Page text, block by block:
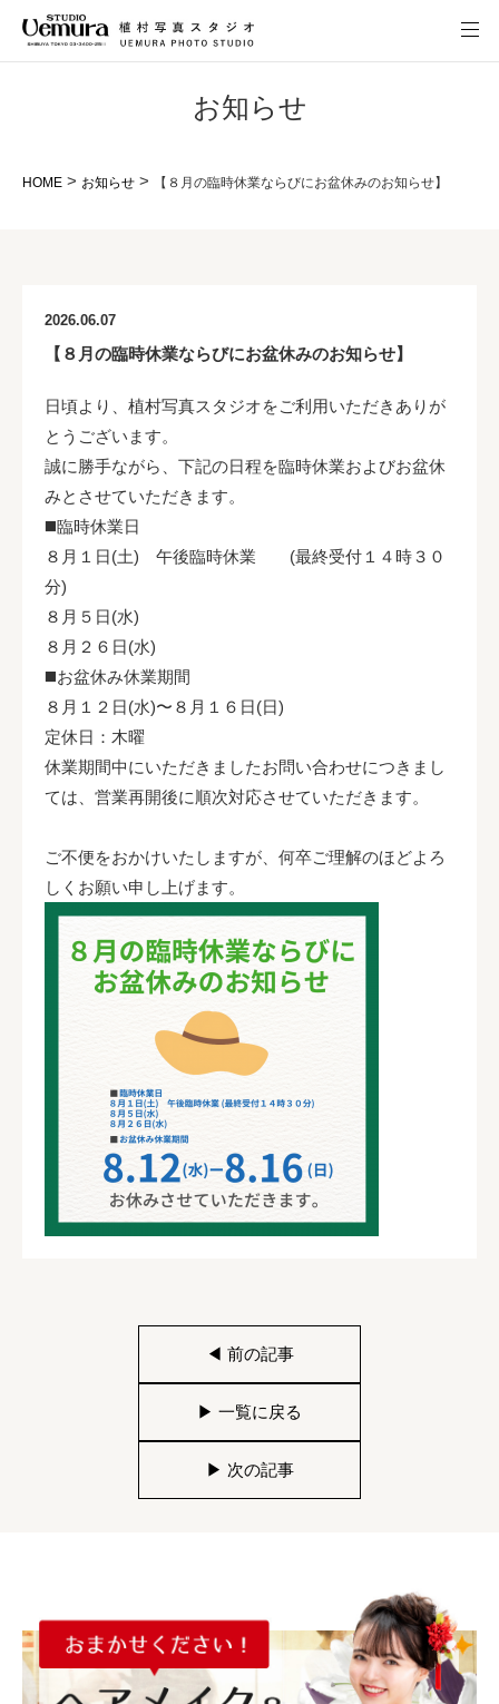
お知らせ
HOME > お知らせ > 【８月の臨時休業ならびにお盆休みのお知らせ】
2026.06.07
【８月の臨時休業ならびにお盆休みのお知らせ】
日頃より、植村写真スタジオをご利用いただきありが
とうございます。
誠に勝手ながら、下記の日程を臨時休業およびお盆休
みとさせていただきます。
◼️臨時休業日
８月１日(土) 午後臨時休業 (最終受付１４時３０
分)
８月５日(水)
８月２６日(水)
◼️お盆休み休業期間
８月１２日(水)〜８月１６日(日)
定休日：木曜
休業期間中にいただきましたお問い合わせにつきまし
ては、営業再開後に順次対応させていただきます。
ご不便をおかけいたしますが、何卒ご理解のほどよろ
しくお願い申し上げます。
◀ 前の記事
▶ 一覧に戻る
▶ 次の記事